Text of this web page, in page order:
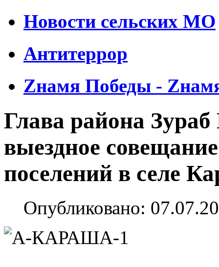
Новости сельских МО
Антитеррор
Zнамя Победы -
Глава района
выездное
поселений в селе
Опубликовано: